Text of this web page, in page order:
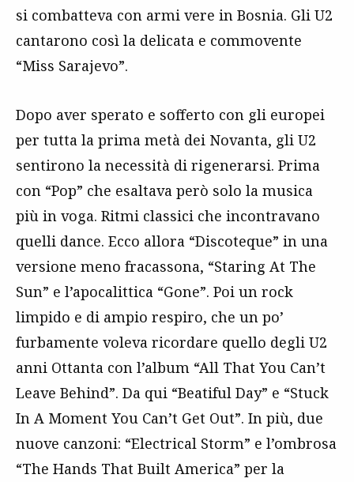
si combatteva con armi vere in Bosnia. Gli U2
cantarono così la delicata e commovente
“Miss Sarajevo”.
Dopo aver sperato e sofferto con gli europei
per tutta la prima metà dei Novanta, gli U2
sentirono la necessità di rigenerarsi. Prima
con “Pop” che esaltava però solo la musica
più in voga. Ritmi classici che incontravano
quelli dance. Ecco allora “Discoteque” in una
versione meno fracassona, “Staring At The
Sun” e l’apocalittica “Gone”. Poi un rock
limpido e di ampio respiro, che un po’
furbamente voleva ricordare quello degli U2
anni Ottanta con l’album “All That You Can’t
Leave Behind”. Da qui “Beatiful Day” e “Stuck
In A Moment You Can’t Get Out”. In più, due
nuove canzoni: “Electrical Storm” e l’ombrosa
“The Hands That Built America” per la